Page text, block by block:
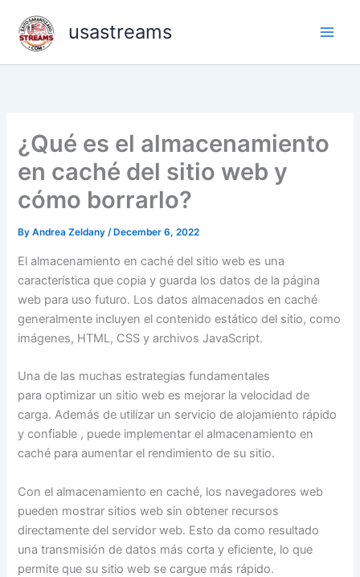
content
usastreams
¿Qué es el almacenamiento
en caché del sitio web y
cómo borrarlo?
ByAndrea Zeldany/ December 6, 2022
El almacenamiento en caché del sitio web es una
característica que copia y guarda los datos de la página
web para uso futuro. Los datos almacenados en caché
generalmente incluyen el contenido estático del sitio, como
imágenes, HTML, CSS y archivos JavaScript.
Una de las muchas estrategias fundamentales
paraoptimizar un sitio web es mejorar la velocidad de
carga. Además de utilizar un servicio de alojamiento rápido
y confiable , puede implementar el almacenamiento en
caché para aumentar el rendimiento de su sitio.
Con el almacenamiento en caché, los navegadores web
pueden mostrar sitios web sin obtener recursos
directamente del servidor web. Esto da como resultado
una transmisión de datos más corta y eficiente, lo que
permite que su sitio web se cargue más rápido.